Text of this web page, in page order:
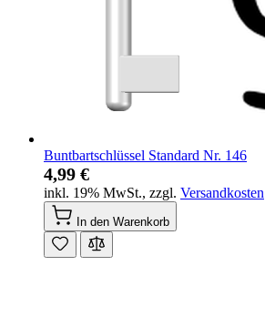
Buntbartschlüssel Standard Nr. 146
4,99 €
inkl. 19% MwSt., zzgl. Versandkosten
In den Warenkorb